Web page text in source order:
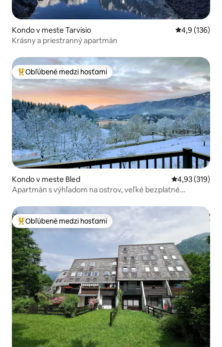
Kondo v meste Tarvisio Priemerné
4,9 (136)
Krásny a priestranný apartmán
Najobľúbenejšie medzi hosťami
Obľúbené medzi hosťami
Kondo v meste Bled Priemerné
4,93 (319)
Apartmán s výhľadom na ostrov, veľké bezplatné
Najobľúbenejšie medzi hosťami
Obľúbené medzi hosťami